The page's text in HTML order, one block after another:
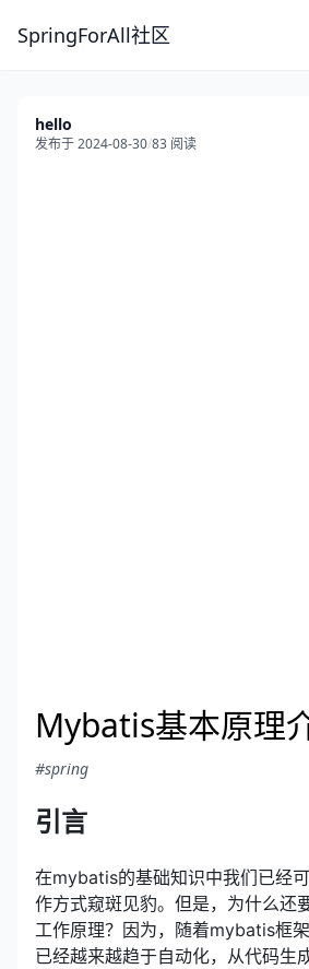
SpringForAll社区
hello
发布于 2024-08-30/83 阅读
Mybatis基本原理
#spring
引言
在mybatis的基础知识中我们已经
作方式窥斑见豹。但是，为什么还
工作原理？因为，随着mybatis框
已经越来越趋于自动化，从代码生